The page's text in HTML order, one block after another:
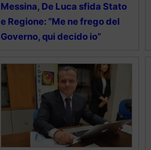
Messina, De Luca sfida Stato
e Regione: “Me ne frego del
Governo, qui decido io”